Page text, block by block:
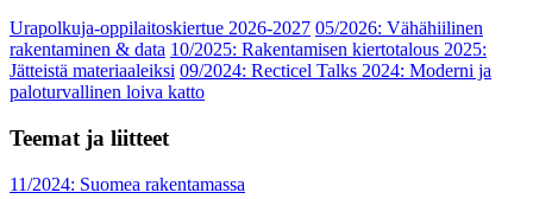
Urapolkuja-oppilaitoskiertue 2026-2027 05/2026: Vähähiilinen
rakentaminen & data 10/2025: Rakentamisen kiertotalous 2025:
Jätteistä materiaaleiksi 09/2024: Recticel Talks 2024: Moderni ja
paloturvallinen loiva katto
Teemat ja liitteet
11/2024: Suomea rakentamassa